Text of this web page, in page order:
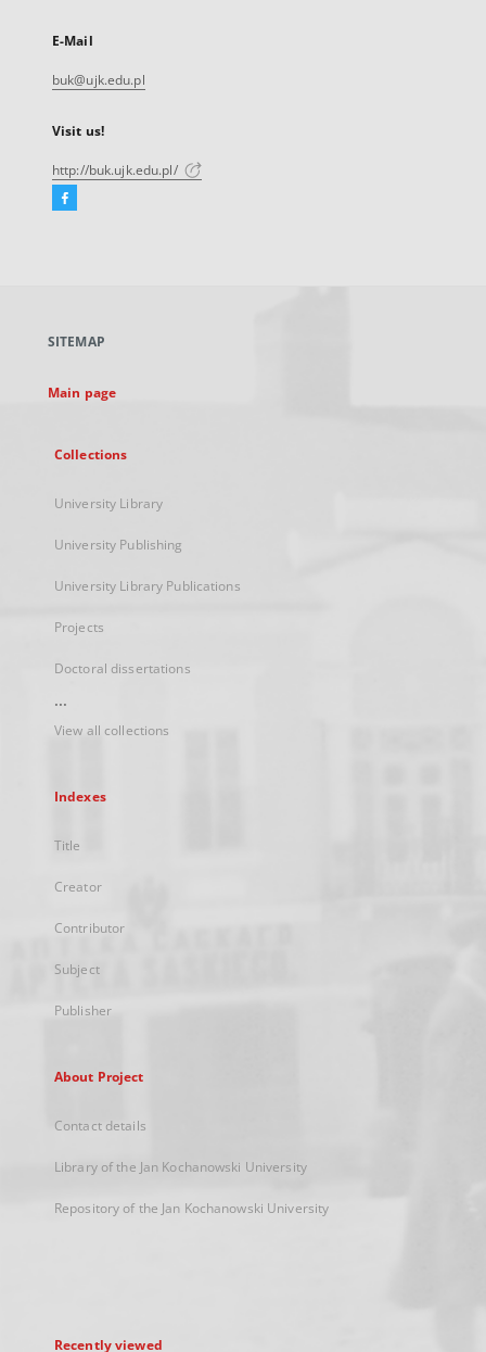
E-Mail
buk@ujk.edu.pl
Visit us!
http://buk.ujk.edu.pl/
Facebook
new
SITEMAP
Main page
Collections
University Library
University Publishing
University Library Publications
Projects
Doctoral dissertations
...
View all collections
Indexes
Title
Creator
Contributor
Subject
Publisher
About Project
Contact details
Library of the Jan Kochanowski University
Repository of the Jan Kochanowski University
Recently viewed